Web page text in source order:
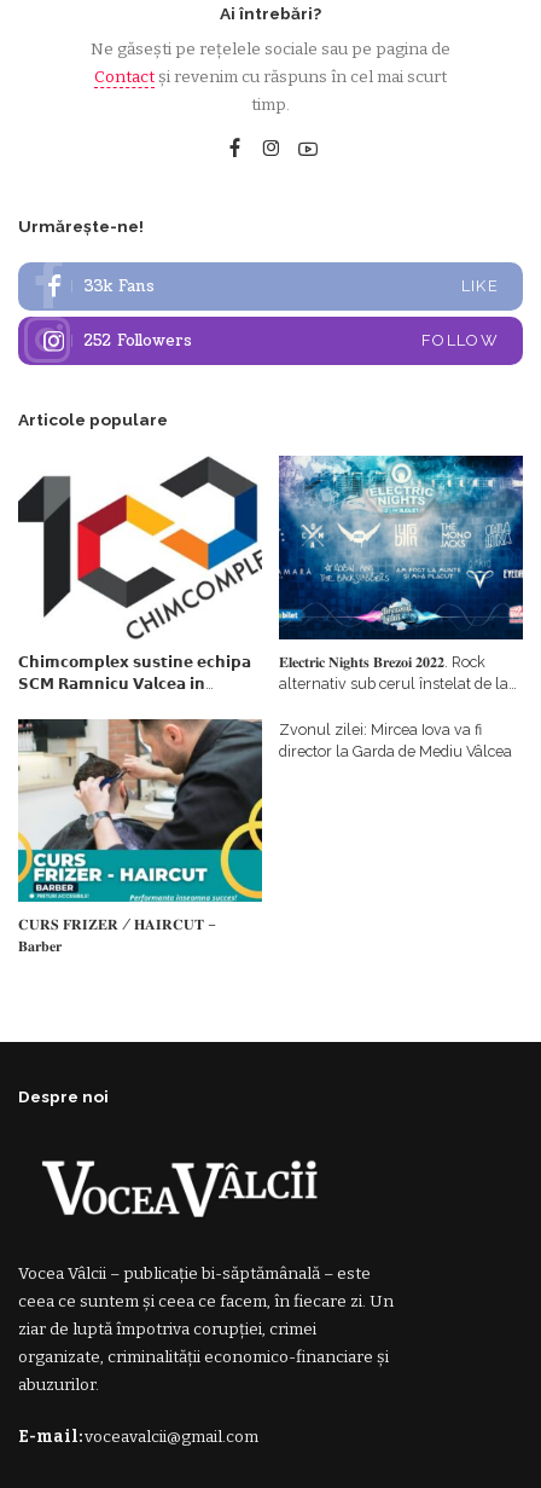
Ai întrebări?
Ne găsești pe rețelele sociale sau pe pagina de
Contactși revenim cu răspuns în cel mai scurt
timp.
Urmărește-ne!
33k Fans LIKE
252 Followers FOLLOW
Articole populare
𝗖𝗵𝗶𝗺𝗰𝗼𝗺𝗽𝗹𝗲𝘅 𝘀𝘂𝘀𝘁𝗶𝗻𝗲 𝗲𝗰𝗵𝗶𝗽𝗮
𝗦𝗖𝗠 𝗥𝗮𝗺𝗻𝗶𝗰𝘂 𝗩𝗮𝗹𝗰𝗲𝗮 𝗶𝗻
𝗳𝗶𝗻𝗮𝗻𝘁𝗮𝘁𝗼𝗿
𝐄𝐥𝐞𝐜𝐭𝐫𝐢𝐜 𝐍𝐢𝐠𝐡𝐭𝐬 𝐁𝐫𝐞𝐳𝐨𝐢 𝟐𝟎𝟐𝟐. Rock
alternativ sub cerul înstelat de la
𝐂𝐔𝐑𝐒 𝐅𝐑𝐈𝐙𝐄𝐑 / 𝐇𝐀𝐈𝐑𝐂𝐔𝐓 –
𝐁𝐚𝐫𝐛𝐞𝐫
Zvonul zilei: Mircea Iova va fi
director la Garda de Mediu Vâlcea
Despre noi
Vocea Vâlcii – publicație bi-săptămânală – este
ceea ce suntem și ceea ce facem, în fiecare zi. Un
ziar de luptă împotriva corupției, crimei
organizate, criminalității economico-financiare și
abuzurilor.
E-mail:voceavalcii@gmail.com